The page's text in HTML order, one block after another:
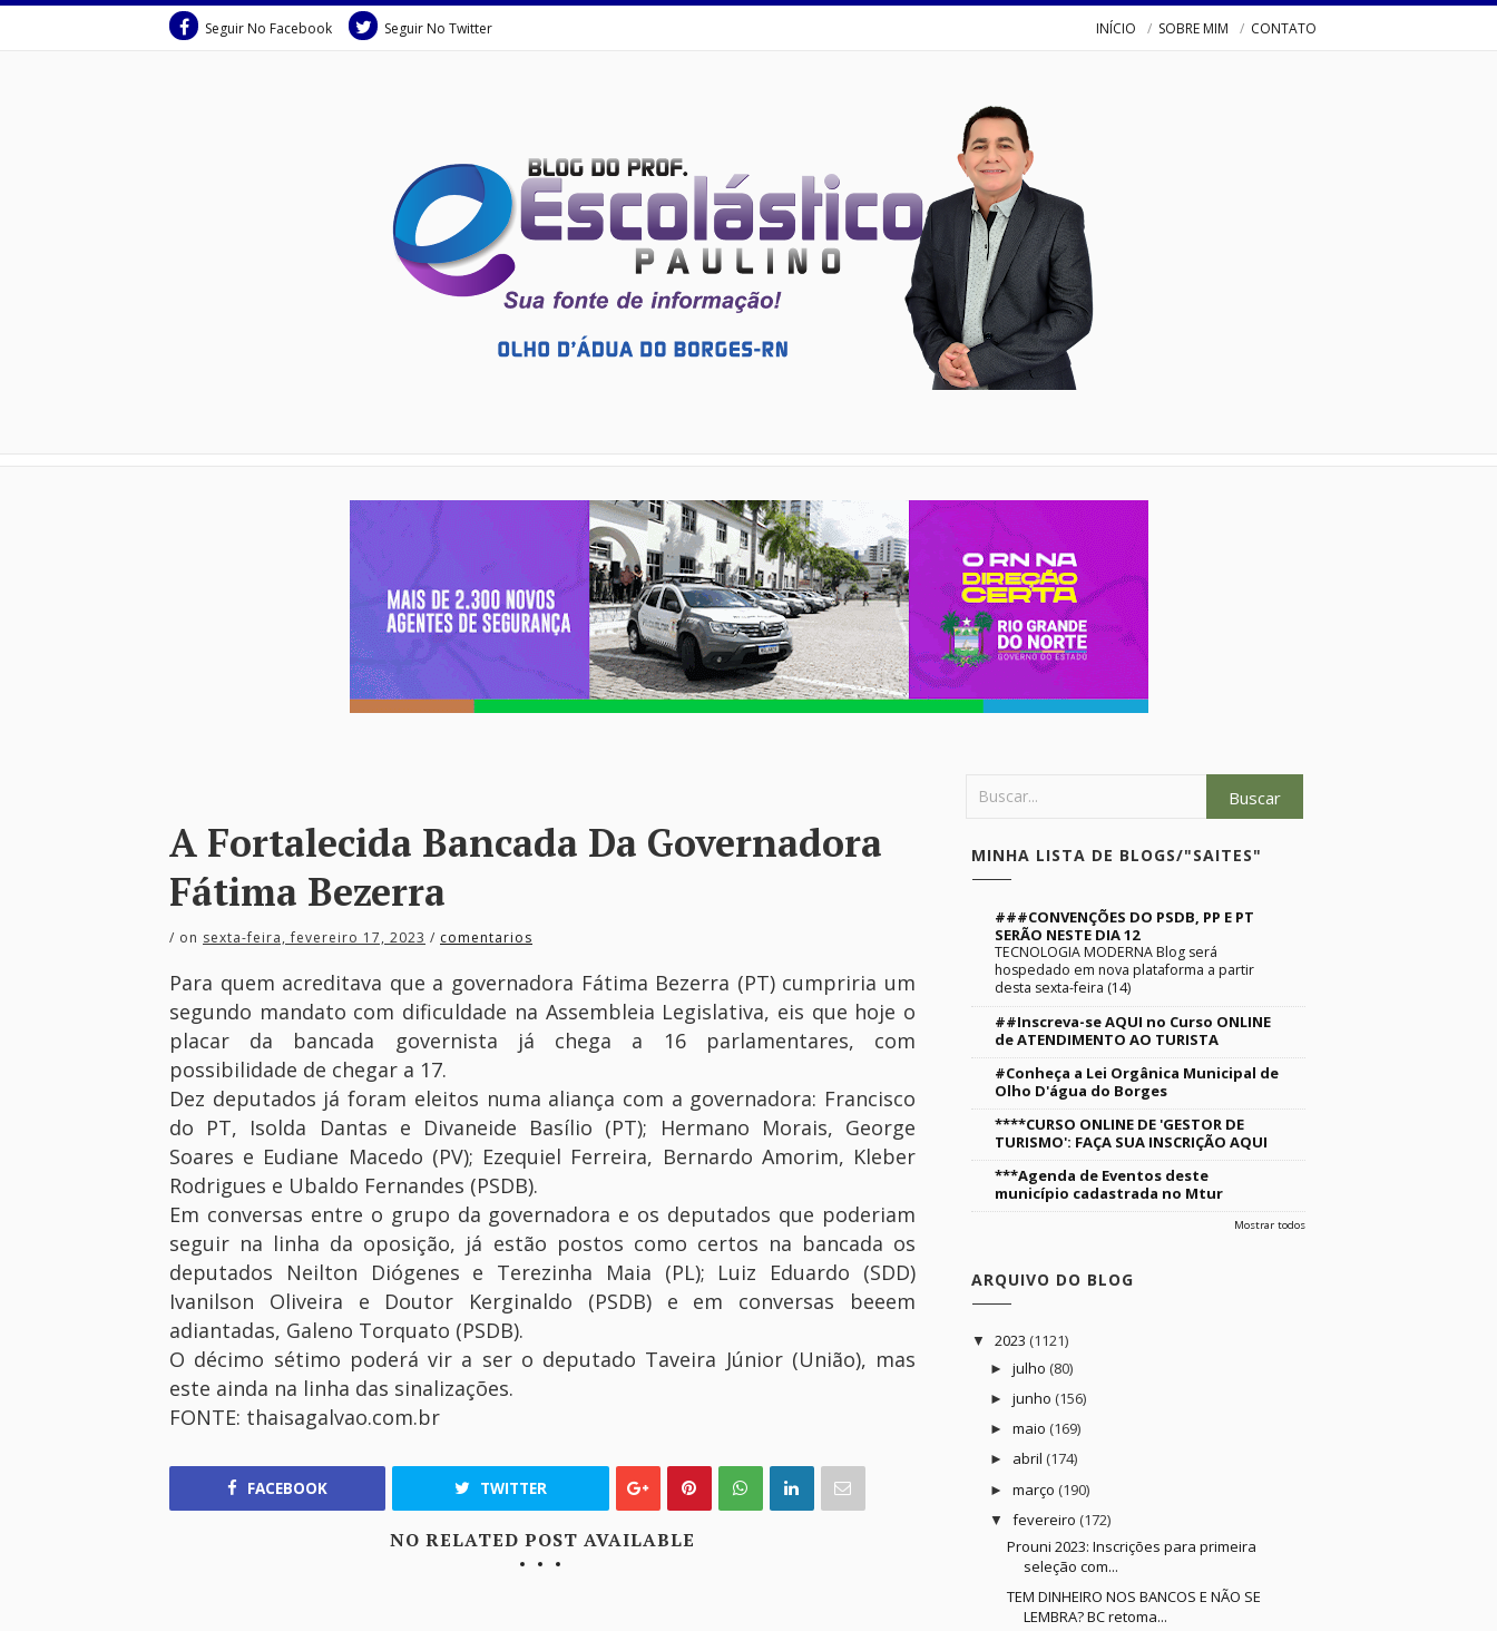
Seguir No Facebook Seguir No Twitter INÍCIO SOBRE MIM CONTATO
A Fortalecida Bancada Da Governadora
Fátima Bezerra
/ on sexta-feira, fevereiro 17, 2023 / comentarios
Para quem acreditava que a governadora Fátima Bezerra (PT) cumpriria um
segundo mandato com dificuldade na Assembleia Legislativa, eis que hoje o
placar da bancada governista já chega a 16 parlamentares, com
possibilidade de chegar a 17.
Dez deputados já foram eleitos numa aliança com a governadora: Francisco
do PT, Isolda Dantas e Divaneide Basílio (PT); Hermano Morais, George
Soares e Eudiane Macedo (PV); Ezequiel Ferreira, Bernardo Amorim, Kleber
Rodrigues e Ubaldo Fernandes (PSDB).
Em conversas entre o grupo da governadora e os deputados que poderiam
seguir na linha da oposição, já estão postos como certos na bancada os
deputados Neilton Diógenes e Terezinha Maia (PL); Luiz Eduardo (SDD)
Ivanilson Oliveira e Doutor Kerginaldo (PSDB) e em conversas beeem
adiantadas, Galeno Torquato (PSDB).
O décimo sétimo poderá vir a ser o deputado Taveira Júnior (União), mas
este ainda na linha das sinalizações.
FONTE: thaisagalvao.com.br
FACEBOOK TWITTER
NO RELATED POST AVAILABLE
MINHA LISTA DE BLOGS/"SAITES"
###CONVENÇÕES DO PSDB, PP E PT
SERÃO NESTE DIA 12
TECNOLOGIA MODERNA Blog será
hospedado em nova plataforma a partir
desta sexta-feira (14)
##Inscreva-se AQUI no Curso ONLINE
de ATENDIMENTO AO TURISTA
#Conheça a Lei Orgânica Municipal de
Olho D'água do Borges
****CURSO ONLINE DE 'GESTOR DE
TURISMO': FAÇA SUA INSCRIÇÃO AQUI
***Agenda de Eventos deste
município cadastrada no Mtur
Mostrar todos
ARQUIVO DO BLOG
▼ 2023 (1121)
► julho (80)
► junho (156)
► maio (169)
► abril (174)
► março (190)
▼ fevereiro (172)
Prouni 2023: Inscrições para primeira
seleção com...
TEM DINHEIRO NOS BANCOS E NÃO SE
LEMBRA? BC retoma...